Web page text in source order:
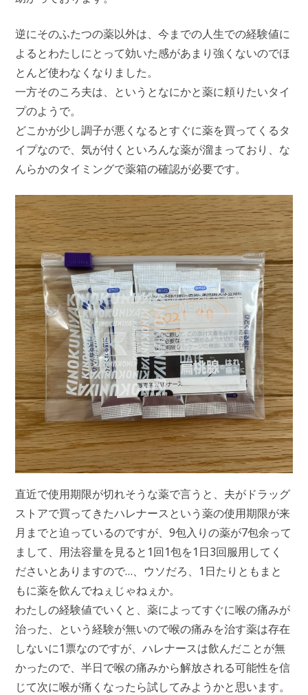
逆にそのふたつの薬以外は、今までの人生での経験値に
よるとわたしにとって効いた感があまり強くないのでほ
とんど使わなくなりました。
一方そのころ夫は、というとなにかと薬に頼りたいタイ
プのようで。
どこかが少し調子が悪くなるとすぐに薬を買ってくるタ
イプなので、気が付くといろんな薬が溜まっており、な
んらかのタイミングで薬箱の確認が必要です。
直近で使用期限が切れそうな薬で言うと、夫がドラッグ
ストアで買ってきたハレナースという薬の使用期限が来
月までと迫っているのですが、9包入りの薬が7包余って
まして、用法容量を見ると1回1包を1日3回服用してく
ださいとありますので…、ウソだろ、1日たりともまと
もに薬を飲んでねぇじゃねぇか。
わたしの経験値でいくと、薬によってすぐに喉の痛みが
治った、という経験が無いので喉の痛みを治す薬は存在
しないに1票なのですが、ハレナースは飲んだことが無
かったので、半日で喉の痛みから解放される可能性を信
じて次に喉が痛くなったら試してみようかと思います。